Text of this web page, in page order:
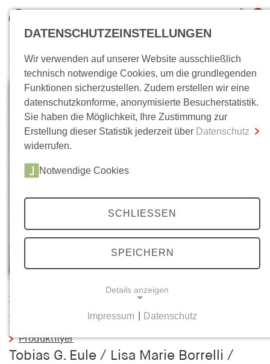
inkl. MwSt.
0,00 €
Zum Warenkorb Zur Kasse
Wo bin ich?
Inhaltsverzeichnis
Produktflyer
Tobias G. Eule / Lisa Marie Borrelli /
DATENSCHUTZEINSTELLUNGEN
Wir verwenden auf unserer Website ausschließlich
technisch notwendige Cookies, um die grundlegenden
Funktionen sicherzustellen. Zudem erstellen wir eine
datenschutzkonforme, anonymisierte Besucherstatistik.
Sie haben die Möglichkeit, Ihre Zustimmung zur
Erstellung dieser Statistik jederzeit über Datenschutz
widerrufen.
Notwendige Cookies
SCHLIESSEN
SPEICHERN
Details anzeigen
Notwendige Cookies helfen dabei, eine Webseite
nutzbar zu machen, indem sie Grundfunktionen
Impressum Datenschutz